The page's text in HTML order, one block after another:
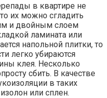
в квартире не
их можно сгладить
и двойным слоем
ламината или
напольной плитки, то
легко убираются
клея. Несколько
сбить. В качестве
в таких
или сплен.